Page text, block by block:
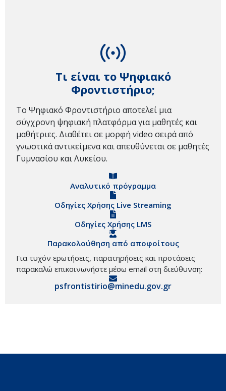
Τι είναι το Ψηφιακό
Φροντιστήριο;
Το Ψηφιακό Φροντιστήριο αποτελεί μια
σύγχρονη ψηφιακή πλατφόρμα για μαθητές και
μαθήτριες. Διαθέτει σε μορφή video σειρά από
γνωστικά αντικείμενα και απευθύνεται σε μαθητές
Γυμνασίου και Λυκείου.
Αναλυτικό πρόγραμμα
Οδηγίες Χρήσης Live Streaming
Οδηγίες Χρήσης LMS
Παρακολούθηση από αποφοίτους
Για τυχόν ερωτήσεις, παρατηρήσεις και προτάσεις
παρακαλώ επικοινωνήστε μέσω email στη διεύθυνση:
psfrontistirio@minedu.gov.gr